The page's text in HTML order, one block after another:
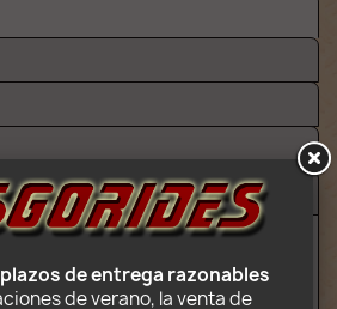
plazos de entrega razonables